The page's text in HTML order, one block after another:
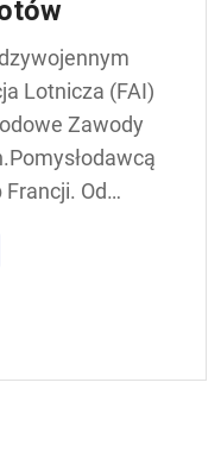
Lotnicza (FAI)
Zawody
Od
były w
Warszawa.